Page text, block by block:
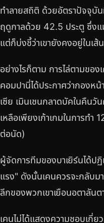
ทำลายสถิติ ด้วยอัตราปัจจุบัน
ฤดูกาลด้วย 42.5 ประตู ซึ่งแ
แต่ก็บ่งชี้ว่าเขายังคงอยู่ในเ
อย่างไรก็ตาม การไล่ตามขอ
คอมปานี่ได้ประกาศว่ากองห
เซีย เมินเชนกลาดบัคในคืนวั
เหลือเพียงเก้าเกมในการทำ
ต่อนัด)
ผู้จัดการทีมของบาเยิร์นได้ป
แรง" ดังนั้นเคนควรจะกลับม
ลีกของพวกเขาเยือนอตาลัน
เคนไม่ได้แสดงความชอบเกี่ย